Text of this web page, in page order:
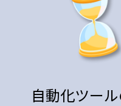
自動化ツー